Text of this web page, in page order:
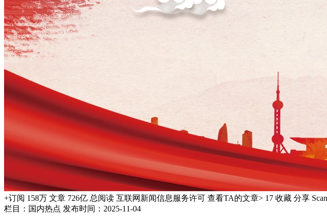
+订阅 158万 文章 726亿 总阅读 互联网新闻信息服务许可 查看TA的文章> 17 收藏 分享
栏目：国内热点 发布时间：2025-11-04